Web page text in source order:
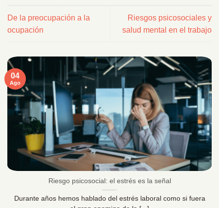
De la preocupación a la
ocupación
Riesgos psicosociales y
salud mental en el trabajo
Riesgo psicosocial: el estrés es la señal
Durante años hemos hablado del estrés laboral como si fuera
04
Ago